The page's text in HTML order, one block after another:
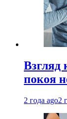
Взгляд
покоя
2 года ago2